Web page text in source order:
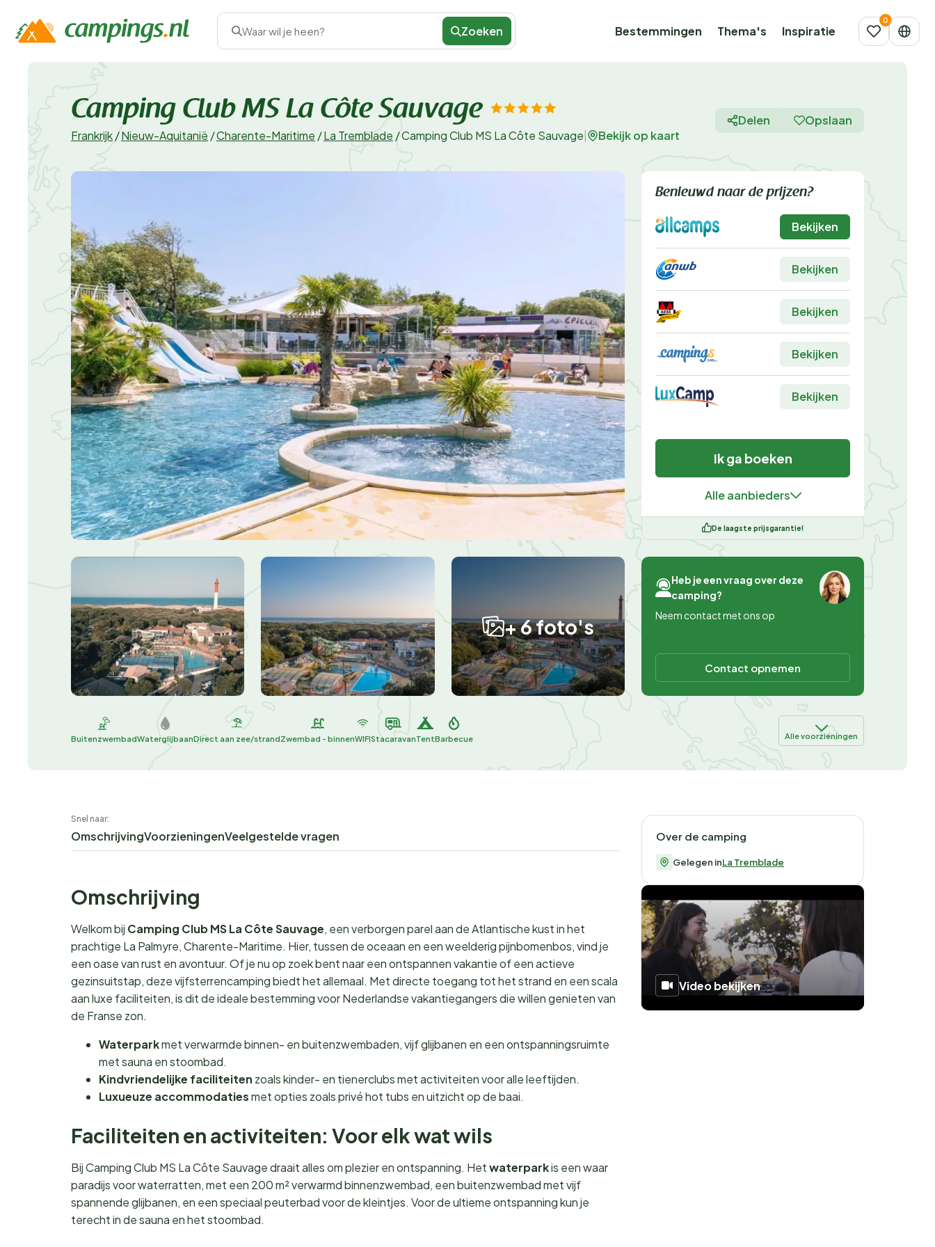
Waar wil je heen? Zoeken Bestemmingen Thema's Inspiratie
Camping Club MS La Côte Sauvage
Frankrijk/Nieuw-Aquitanië /Charente-Maritime /La Tremblade /Camping Club MS La Côte Sauvage Bekijk op kaart
Delen Opslaan
+ 6 foto's
Benieuwd naar de prijzen?
Bekijken
Bekijken
Bekijken
Bekijken
Bekijken
Ik ga boeken
Alle aanbieders
De laagste prijsgarantie!
Heb je een vraag over deze
camping?
Neem contact met ons op
Contact opnemen
BuitenzwembadWaterglijbaanDirect aan zee/strandZwembad - binnenWIFIStacaravanTentBarbecue Alle voorzieningen
Snel naar:
OmschrijvingVoorzieningenVeelgestelde vragen
Omschrijving
Welkom bij Camping Club MS La Côte Sauvage, een verborgen parel aan de Atlantische kust in het
prachtige La Palmyre, Charente-Maritime. Hier, tussen de oceaan en een weelderig pijnbomenbos, vind je
een oase van rust en avontuur. Of je nu op zoek bent naar een ontspannen vakantie of een actieve
gezinsuitstap, deze vijfsterrencamping biedt het allemaal. Met directe toegang tot het strand en een scala
aan luxe faciliteiten, is dit de ideale bestemming voor Nederlandse vakantiegangers die willen genieten van
de Franse zon.
Waterparkmet verwarmde binnen- en buitenzwembaden, vijf glijbanen en een ontspanningsruimte
met sauna en stoombad.
Kindvriendelijke faciliteiten zoals kinder- en tienerclubs met activiteiten voor alle leeftijden.
Luxueuze accommodatiesmet opties zoals privé hot tubs en uitzicht op de baai.
Faciliteiten en activiteiten: Voor elk wat wils
Bij Camping Club MS La Côte Sauvage draait alles om plezier en ontspanning. Hetwaterparkis een waar
paradijs voor waterratten, met een 200 m² verwarmd binnenzwembad, een buitenzwembad met vijf
spannende glijbanen, en een speciaal peuterbad voor de kleintjes. Voor de ultieme ontspanning kun je
terecht in de sauna en het stoombad.
Over de camping
Gelegen inLa Tremblade
Video bekijken